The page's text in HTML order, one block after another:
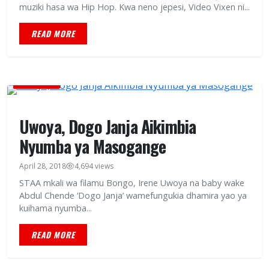
muziki hasa wa Hip Hop. Kwa neno jepesi, Video Vixen ni...
READ MORE
Uwoya, Dogo Janja Aikimbia
Nyumba ya Masogange
April 28, 2018 4,694 views
STAA mkali wa filamu Bongo, Irene Uwoya na baby wake
Abdul Chende ‘Dogo Janja’ wamefungukia dhamira yao ya
kuihama nyumba...
READ MORE